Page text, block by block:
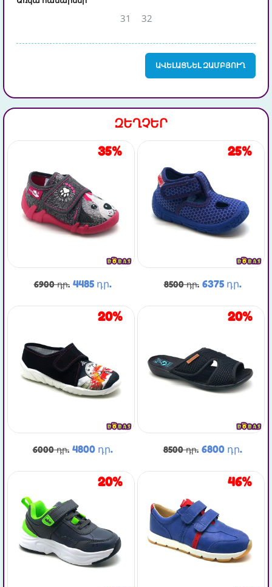
31 32
ԱՎԵԼԱՑՆԵԼ ԶԱՄԲՅՈՒՂ
ԶԵՂՉԵՐ
35%
4485 դր.
6900 դր.
20%
4800 դր.
6000 դր.
20%
25%
6375 դր.
8500 դր.
20%
6800 դր.
8500 դր.
46%